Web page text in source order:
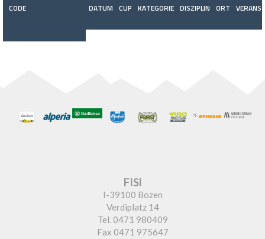
CODE DATUM CUP KATEGORIE DISZIPLIN ORT
FISI
I-39100 Bozen
Verdiplatz 14
Tel. 0471 980409
Fax 0471 975647